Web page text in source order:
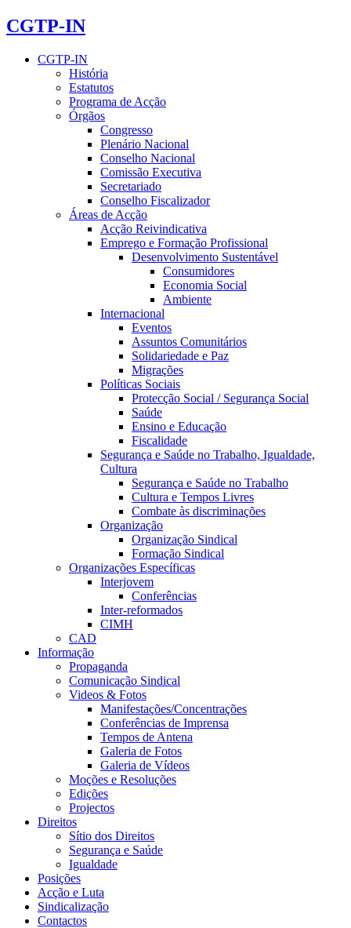
CGTP-IN
CGTP-IN
História
Estatutos
Programa de Acção
Órgãos
Congresso
Plenário Nacional
Conselho Nacional
Comissão Executiva
Secretariado
Conselho Fiscalizador
Áreas de Acção
Acção Reivindicativa
Emprego e Formação Profissional
Desenvolvimento Sustentável
Consumidores
Economia Social
Ambiente
Internacional
Eventos
Assuntos Comunitários
Solidariedade e Paz
Migrações
Políticas Sociais
Protecção Social / Segurança Social
Saúde
Ensino e Educação
Fiscalidade
Segurança e Saúde no Trabalho, Igualdade,
Cultura
Segurança e Saúde no Trabalho
Cultura e Tempos Livres
Combate às discriminações
Organização
Organização Sindical
Formação Sindical
Organizações Específicas
Interjovem
Conferências
Inter-reformados
CIMH
CAD
Informação
Propaganda
Comunicação Sindical
Videos & Fotos
Manifestações/Concentrações
Conferências de Imprensa
Tempos de Antena
Galeria de Fotos
Galeria de Vídeos
Moções e Resoluções
Edições
Projectos
Direitos
Sítio dos Direitos
Segurança e Saúde
Igualdade
Posições
Acção e Luta
Sindicalização
Contactos